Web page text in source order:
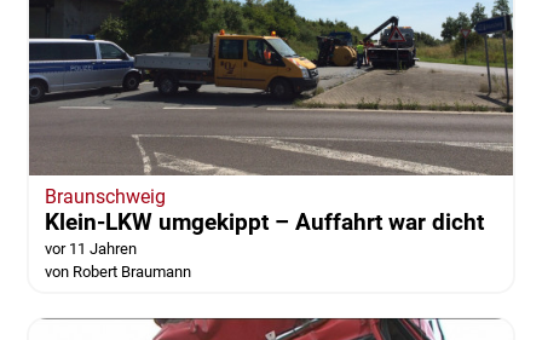
Braunschweig
Klein-LKW umgekippt – Auffahrt war dicht
vor 11 Jahren
von Robert Braumann